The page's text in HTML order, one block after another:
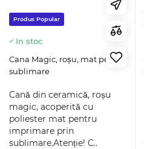
Produs Popular
In stoc
Cana Magic, roșu, mat pentru
sublimare
Cană din ceramică, roșu
magic, acoperită cu
poliester mat pentru
imprimare prin
sublimare.Atenție! C..